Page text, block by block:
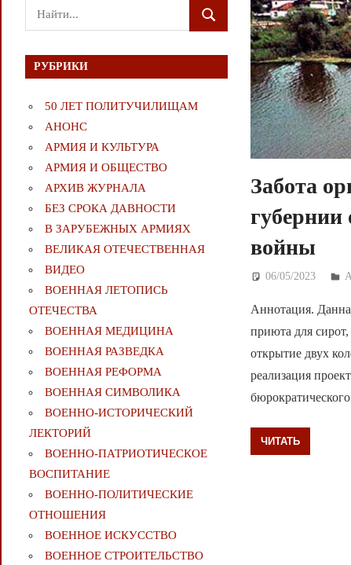
Забота
губернии
войны
06/05/2023
Аннотация.
приюта для
открытие двух
реализация
ЧИТАТЬ
Поиск
для:
ПОИСК
РУБРИКИ
50 ЛЕТ ПОЛИТУЧИЛИЩАМ
АНОНС
АРМИЯ И КУЛЬТУРА
АРМИЯ И ОБЩЕСТВО
АРХИВ ЖУРНАЛА
БЕЗ СРОКА ДАВНОСТИ
В ЗАРУБЕЖНЫХ АРМИЯХ
ВЕЛИКАЯ ОТЕЧЕСТВЕННАЯ
ВИДЕО
ВОЕННАЯ ЛЕТОПИСЬ
ОТЕЧЕСТВА
ВОЕННАЯ МЕДИЦИНА
ВОЕННАЯ РАЗВЕДКА
ВОЕННАЯ РЕФОРМА
ВОЕННАЯ СИМВОЛИКА
ВОЕННО-ИСТОРИЧЕСКИЙ
ЛЕКТОРИЙ
ВОЕННО-ПАТРИОТИЧЕСКОЕ
ВОСПИТАНИЕ
ВОЕННО-ПОЛИТИЧЕСКИE
ОТНОШЕНИЯ
ВОЕННОЕ ИСКУССТВО
ВОЕННОЕ СТРОИТЕЛЬСТВО